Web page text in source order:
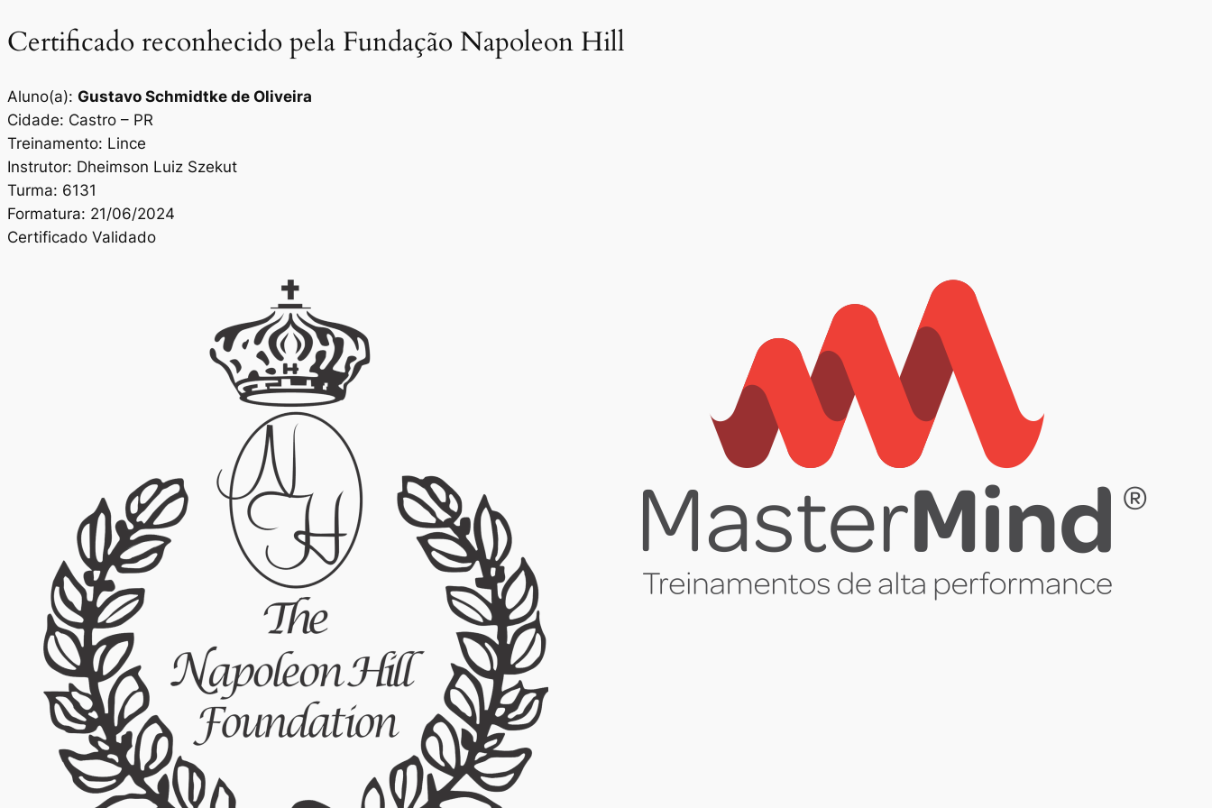
Certificado reconhecido pela Fundação Napoleon Hill
Aluno(a): Gustavo Schmidtke de Oliveira
Cidade: Castro – PR
Treinamento: Lince
Instrutor: Dheimson Luiz Szekut
Turma: 6131
Formatura: 21/06/2024
Certificado Validado